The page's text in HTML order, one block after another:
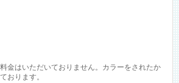
金はいただいておりません。カラーをされたか
おります。